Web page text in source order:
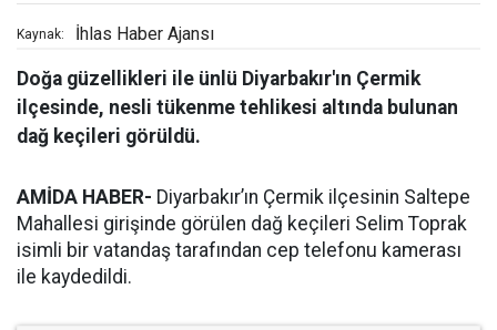
Kaynak: İhlas Haber Ajansı
Doğa güzellikleri ile ünlü Diyarbakır'ın Çermik
ilçesinde, nesli tükenme tehlikesi altında bulunan
dağ keçileri görüldü.
AMİDA HABER- Diyarbakır’ın Çermik ilçesinin Saltepe
Mahallesi girişinde görülen dağ keçileri Selim Toprak
isimli bir vatandaş tarafından cep telefonu kamerası
ile kaydedildi.